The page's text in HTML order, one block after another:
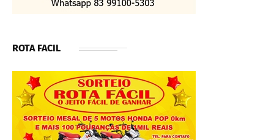
ROTA FACIL